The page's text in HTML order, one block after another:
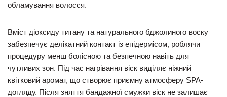
обламування волосся.
Вміст діоксиду титану та натурального бджолиного воску
забезпечує делікатний контакт із епідермісом, роблячи
процедуру менш болісною та безпечною навіть для
чутливих зон. Під час нагрівання віск виділяє ніжний
квітковий аромат, що створює приємну атмосферу SPA-
догляду. Після зняття бандажної смужки віск не залишає